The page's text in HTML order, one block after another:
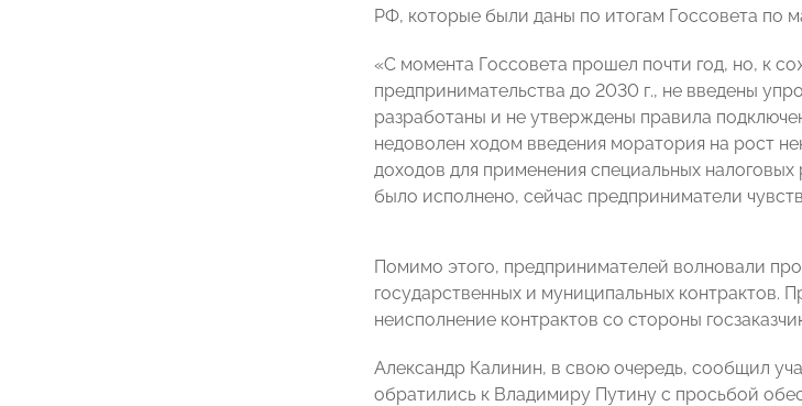
РФ, которые были даны по итогам Госсовета по
«С момента Госсовета прошел почти год, но, к
предпринимательства до 2030 г., не введены
разработаны и не утверждены правила
недоволен ходом введения моратория на рост
доходов для применения специальных
было исполнено, сейчас предприниматели
Помимо этого, предпринимателей волновали
государственных и муниципальных контрактов.
неисполнение контрактов со стороны
Александр Калинин, в свою очередь, сообщил
обратились к Владимиру Путину с просьбой